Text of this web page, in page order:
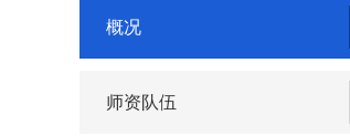
概况
师资队伍